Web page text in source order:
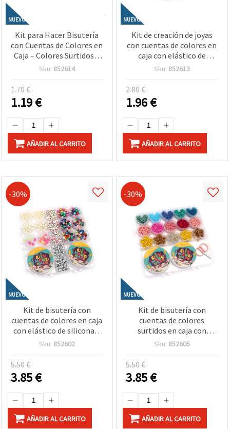
NUEVO
Kit para Hacer Bisutería
con Cuentas de Colores en
Caja – Colores Surtidos –
Ideal para Manualidades
Sku: 852614
1.70 €
1.19€
AÑADIR AL CARRITO
NUEVO
Kit de creación de joyas
con cuentas de colores en
caja con elástico de
silicona – Colores surtidos
infantiles y bisutería DIY
Sku: 852613
2.80 €
1.96€
AÑADIR AL CARRITO
-30%
NUEVO
Kit de bisutería con
cuentas de colores en caja
con elástico de silicona –
Colores surtidos – Ideal
infantiles y joyería DIY
Sku: 852602
5.50 €
3.85€
AÑADIR AL CARRITO
-30%
NUEVO
Kit de bisutería con
cuentas de colores
surtidos en caja con
elástico de silicona y
manualidades infantiles y
creación de joyas DIY
Sku: 852605
5.50 €
3.85€
AÑADIR AL CARRITO